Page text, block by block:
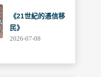
《21世紀的憑信移
民》
2026-07-08